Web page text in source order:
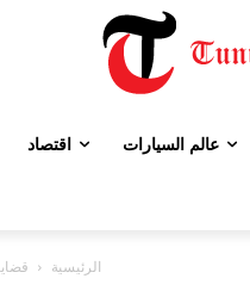
اقتصاد عالم السيارات
الرئيسية